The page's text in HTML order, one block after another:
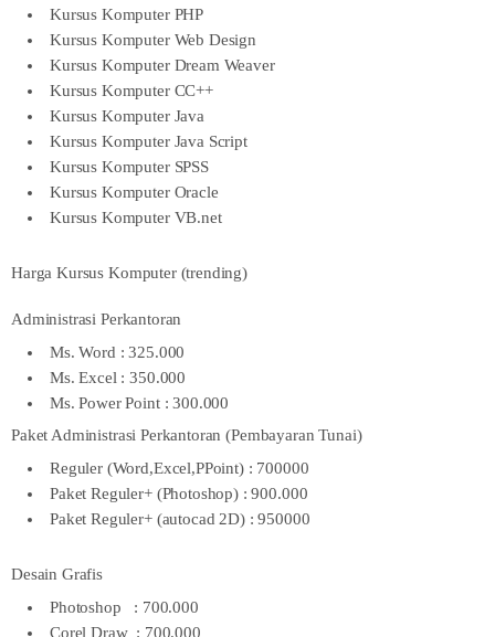
Kursus Komputer PHP
Kursus Komputer Web Design
Kursus Komputer Dream Weaver
Kursus Komputer CC++
Kursus Komputer Java
Kursus Komputer Java Script
Kursus Komputer SPSS
Kursus Komputer Oracle
Kursus Komputer VB.net
Harga Kursus Komputer (trending)
Administrasi Perkantoran
Ms. Word : 325.000
Ms. Excel : 350.000
Ms. Power Point : 300.000
Paket Administrasi Perkantoran (Pembayaran Tunai)
Reguler (Word,Excel,PPoint) : 700000
Paket Reguler+ (Photoshop) : 900.000
Paket Reguler+ (autocad 2D) : 950000
Desain Grafis
Photoshop : 700.000
Corel Draw : 700.000